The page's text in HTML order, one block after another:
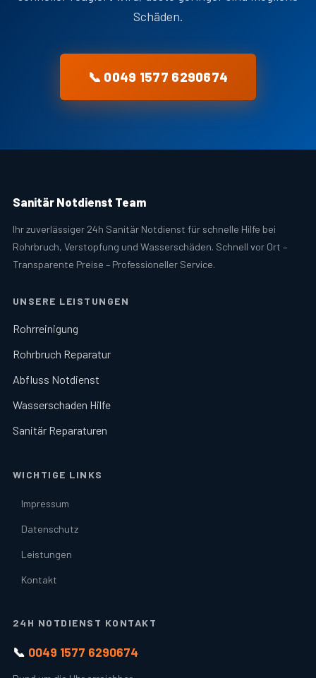
Schäden.
📞 0049 1577 6290674
Sanitär Notdienst Team
Ihr zuverlässiger 24h Sanitär Notdienst für schnelle Hilfe bei
Rohrbruch, Verstopfung und Wasserschäden. Schnell vor Ort –
Transparente Preise – Professioneller Service.
UNSERE LEISTUNGEN
Rohrreinigung
Rohrbruch Reparatur
Abfluss Notdienst
Wasserschaden Hilfe
Sanitär Reparaturen
WICHTIGE LINKS
Impressum
Datenschutz
Leistungen
Kontakt
24H NOTDIENST KONTAKT
📞 0049 1577 6290674